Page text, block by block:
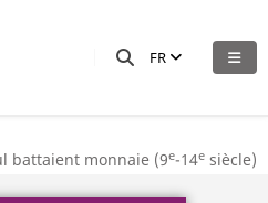
FR
battaient monnaie (9e-14esiècle)